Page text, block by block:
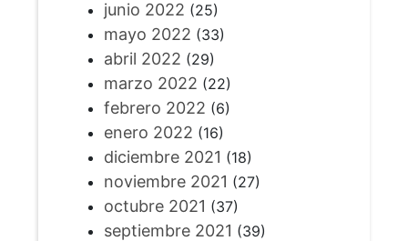
junio 2022 (25)
mayo 2022 (33)
abril 2022 (29)
marzo 2022 (22)
febrero 2022 (6)
enero 2022 (16)
diciembre 2021 (18)
noviembre 2021 (27)
octubre 2021 (37)
septiembre 2021 (39)